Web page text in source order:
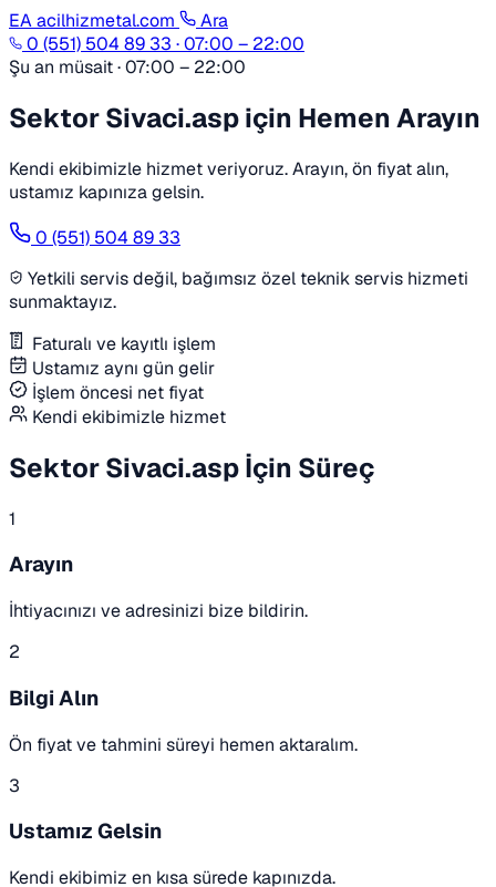
EAacilhizmetal.com
Ara
0 (551) 504 89 33 ·07:00 – 22:00
Şu an müsait · 07:00 – 22:00
Sektor Sivaci.asp için Hemen Arayın
Kendi ekibimizle hizmet veriyoruz. Arayın, ön fiyat alın,
ustamız kapınıza gelsin.
0 (551) 504 89 33
Yetkili servis değil, bağımsız özel teknik servis hizmeti
sunmaktayız.
Faturalı ve kayıtlı işlem
Ustamız aynı gün gelir
İşlem öncesi net fiyat
Kendi ekibimizle hizmet
Sektor Sivaci.asp İçin Süreç
1
Arayın
İhtiyacınızı ve adresinizi bize bildirin.
2
Bilgi Alın
Ön fiyat ve tahmini süreyi hemen aktaralım.
3
Ustamız Gelsin
Kendi ekibimiz en kısa sürede kapınızda.